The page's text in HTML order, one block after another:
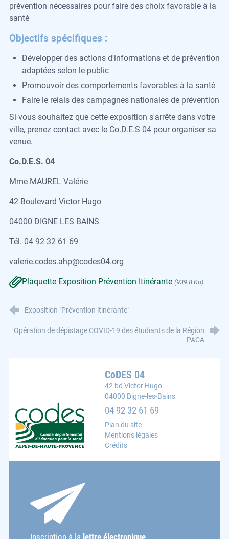
prévention nécessaires pour faire des choix favorable à la
santé
Objectifs spécifiques :
Développer des actions d'informations et de prévention
adaptées selon le public
Promouvoir des comportements favorables à la santé
Faire le relais des campagnes nationales de prévention
Si vous souhaitez que cette exposition s'arrête dans votre
ville, prenez contact avec le Co.D.E.S 04 pour organiser sa
venue.
Co.D.E.S. 04
Mme MAUREL Valérie
42 Boulevard Victor Hugo
04000 DIGNE LES BAINS
Tél. 04 92 32 61 69
valerie.codes.ahp@codes04.org
Plaquette Exposition Prévention Itinérante (939.8 Ko)
Exposition "Prévention itinérante"
Opération de dépistage COVID-19 des étudiants de la Région
PACA
CoDES 04 : Comité départemental d'éducation pour la
CoDES 04
42 bd Victor Hugo
04000 Digne-les-Bains
04 92 32 61 69
Plan du site
Mentions légales
Crédits
Inscription à la lettre électronique